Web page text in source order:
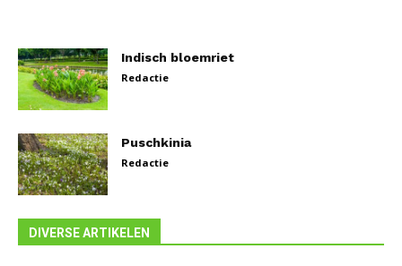
Indisch bloemriet
Redactie
Puschkinia
Redactie
DIVERSE ARTIKELEN